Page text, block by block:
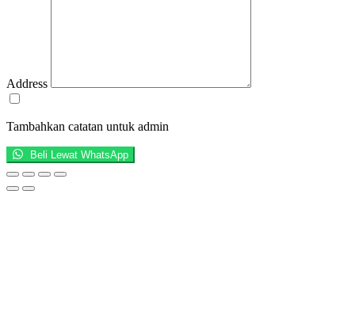
Address
Tambahkan catatan untuk admin
Beli Lewat WhatsApp